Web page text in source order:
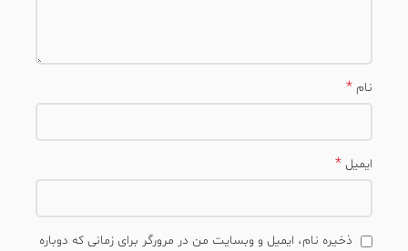
نام*
ایمیل*
ذخیره نام، ایمیل و وبسایت من در مرورگر برای زمانی که دوباره